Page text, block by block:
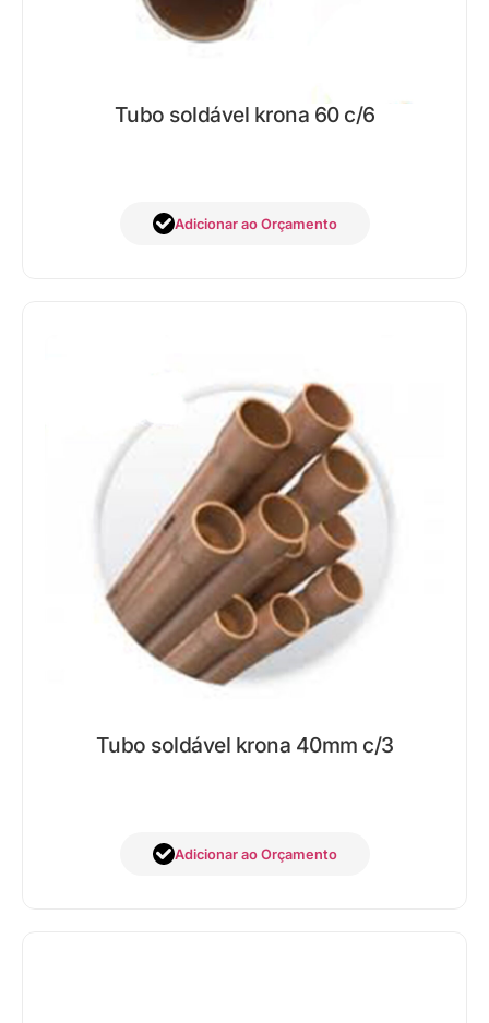
Tubo soldável krona 60 c/6
Adicionar ao Orçamento
Tubo soldável krona 40mm c/3
Adicionar ao Orçamento